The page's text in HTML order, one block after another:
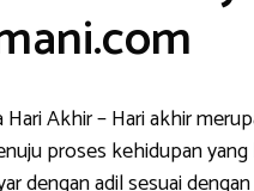
Akhir – Hari akhir
proses kehidupan